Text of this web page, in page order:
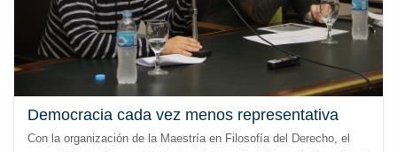
Democracia cada vez menos representativa
Con la organización de la Maestría en Filosofía del Derecho, el